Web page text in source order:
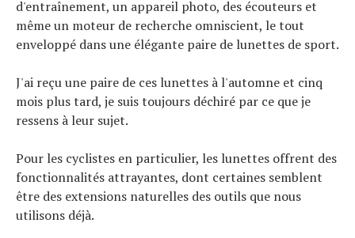
d'entraînement, un appareil photo, des écouteurs et
même un moteur de recherche omniscient, le tout
enveloppé dans une élégante paire de lunettes de sport.
J'ai reçu une paire de ces lunettes à l'automne et cinq
mois plus tard, je suis toujours déchiré par ce que je
ressens à leur sujet.
Pour les cyclistes en particulier, les lunettes offrent des
fonctionnalités attrayantes, dont certaines semblent
être des extensions naturelles des outils que nous
utilisons déjà.